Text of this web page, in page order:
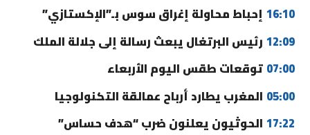
16:10 إحباط محاولة إغراق سوس بـ”الإكستازي”
12:09 رئيس البرتغال يبعث رسالة إلى جلالة الملك
07:00 توقعات طقس اليوم الأربعاء
05:00 المغرب يطارد أرباح عمالقة التكنولوجيا
17:22 الحوثيون يعلنون ضرب “هدف حساس”